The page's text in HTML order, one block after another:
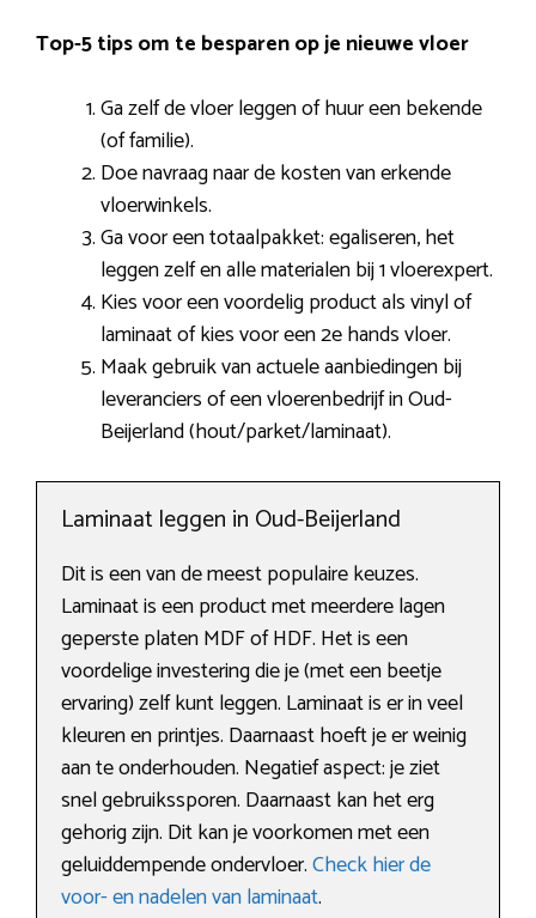
Top-5 tips om te besparen op je nieuwe vloer
Ga zelf de vloer leggen of huur een bekende
(of familie).
Doe navraag naar de kosten van erkende
vloerwinkels.
Ga voor een totaalpakket: egaliseren, het
leggen zelf en alle materialen bij 1 vloerexpert.
Kies voor een voordelig product als vinyl of
laminaat of kies voor een 2e hands vloer.
Maak gebruik van actuele aanbiedingen bij
leveranciers of een vloerenbedrijf in Oud-
Beijerland (hout/parket/laminaat).
Laminaat leggen in Oud-Beijerland
Dit is een van de meest populaire keuzes.
Laminaat is een product met meerdere lagen
geperste platen MDF of HDF. Het is een
voordelige investering die je (met een beetje
ervaring) zelf kunt leggen. Laminaat is er in veel
kleuren en printjes. Daarnaast hoeft je er weinig
aan te onderhouden. Negatief aspect: je ziet
snel gebruikssporen. Daarnaast kan het erg
gehorig zijn. Dit kan je voorkomen met een
geluiddempende ondervloer.Check hier de
voor- en nadelen van laminaat.